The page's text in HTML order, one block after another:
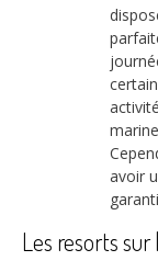
avoir
Les resorts